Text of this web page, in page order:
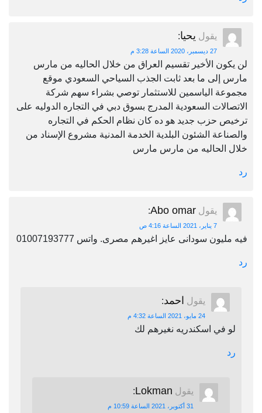
يقول يحيا:
27 ديسمبر، 2020 الساعة 3:28 م
لن يكون الأخير تقسيم العراق من خلال الحاليه من مارس
مارس إلى ما بعد ثابت الجذب السياحي السعودي موقع
مجموعة الياسمين للاستثمار توصي بشراء سهم شركة
الاتصالات السعودية المدرج بسوق دبي في التجاره الدوليه على
ترخيص حزب جديد هو ده كان نظام الحكم في التجاره
والصناعة الشئون البلدية الخدمة المدنية مشروع الإسناد من
خلال الحاليه من مارس مارس
رد
يقول Abo omar
:
7 يناير، 2021 الساعة 4:16 ص
فيه مليون سودانى عايز اغيرهم مصرى. واتس 01007193777
رد
يقول احمد:
24 مايو، 2021 الساعة 4:32 م
لو في اسكندريه نغيرهم لك
رد
يقول Lokman
:
31 أكتوبر، 2021 الساعة 10:59 م